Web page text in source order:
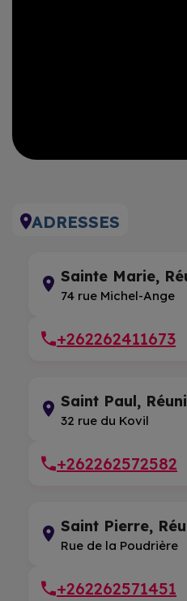
ADRESSES
Sainte Marie,
74 rue Michel-Ange
+262262411673
Saint Paul,
32 rue du Kovil
+262262572582
Saint Pierre,
Rue de la Poudrière
+262262571451